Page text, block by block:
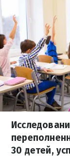
30 детей,